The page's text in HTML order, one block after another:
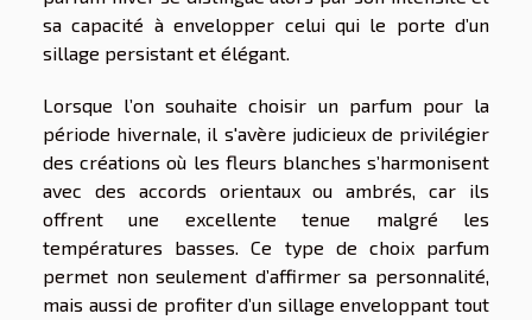
sa capacité à envelopper celui qui le porte d’un
sillage persistant et élégant.
Lorsque l’on souhaite choisir un parfum pour la
période hivernale, il s'avère judicieux de privilégier
des créations où les fleurs blanches s’harmonisent
avec des accords orientaux ou ambrés, car ils
offrent une excellente tenue malgré les
températures basses. Ce type de choix parfum
permet non seulement d’affirmer sa personnalité,
mais aussi de profiter d’un sillage enveloppant tout